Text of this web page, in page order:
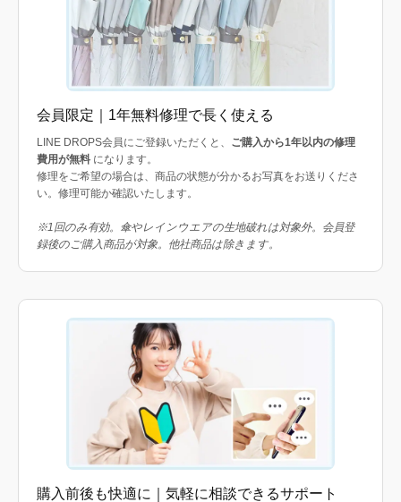
会員限定｜1年無料修理で長く使える
LINE DROPS会員にご登録いただくと、 ご購入から1年以内の修理
費用が無料 になります。
修理をご希望の場合は、商品の状態が分かるお写真をお送りくださ
い。修理可能か確認いたします。
※1回のみ有効。傘やレインウエアの生地破れは対象外。会員登
録後のご購入商品が対象。他社商品は除きます。
購入前後も快適に｜気軽に相談できるサポート